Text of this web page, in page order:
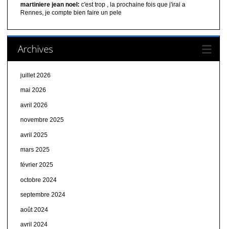
martiniere jean noel: c'est trop , la prochaine fois que j'irai a
Rennes, je compte bien faire un pele
Archives
juillet 2026
mai 2026
avril 2026
novembre 2025
avril 2025
mars 2025
février 2025
octobre 2024
septembre 2024
août 2024
avril 2024